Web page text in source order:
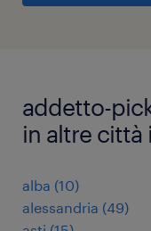
addetto-
in altre
alba (10)
alessandria (49)